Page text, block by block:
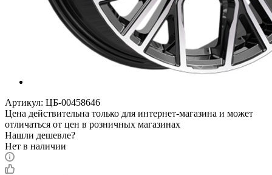
Артикул: ЦБ-00458646
Цена действительна только для интернет-магазина и может
отличаться от цен в розничных магазинах
Нашли дешевле?
Нет в наличии